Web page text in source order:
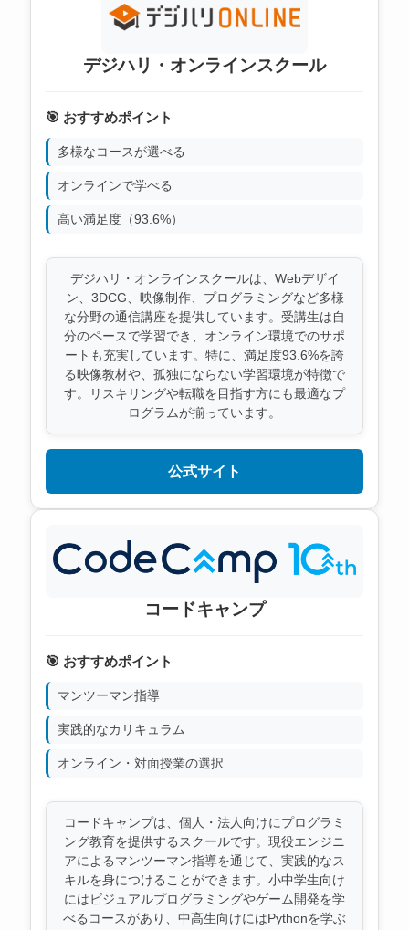
デジハリ・オンラインスクール
🎯 おすすめポイント
多様なコースが選べる
オンラインで学べる
高い満足度（93.6%）
デジハリ・オンラインスクールは、Webデザイ
ン、3DCG、映像制作、プログラミングなど多様
な分野の通信講座を提供しています。受講生は自
分のペースで学習でき、オンライン環境でのサポ
ートも充実しています。特に、満足度93.6%を誇
る映像教材や、孤独にならない学習環境が特徴で
す。リスキリングや転職を目指す方にも最適なプ
ログラムが揃っています。
公式サイト
コードキャンプ
🎯 おすすめポイント
マンツーマン指導
実践的なカリキュラム
オンライン・対面授業の選択
コードキャンプは、個人・法人向けにプログラミ
ング教育を提供するスクールです。現役エンジニ
アによるマンツーマン指導を通じて、実践的なス
キルを身につけることができます。小中学生向け
にはビジュアルプログラミングやゲーム開発を学
べるコースがあり、中高生向けにはPythonを学ぶ